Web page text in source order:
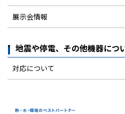
展示会情報
地震や停電、その他機器につ
対応について